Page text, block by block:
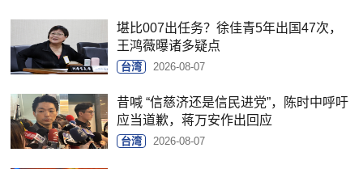
堪比007出任务？徐佳青5年出国47次，
王鸿薇曝诸多疑点
台湾 2026-08-07
昔喊 “信慈济还是信民进党”，陈时中呼吁
应当道歉，蒋万安作出回应
台湾 2026-08-07